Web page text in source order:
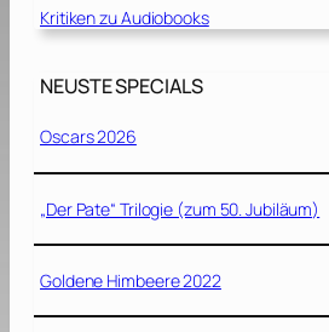
Kritiken zu Audiobooks
NEUSTE SPECIALS
Oscars 2026
„Der Pate“ Trilogie (zum 50. Jubiläum)
Goldene Himbeere 2022